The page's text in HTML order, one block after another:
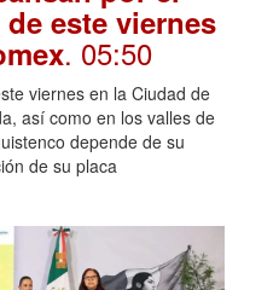
este viernes
. 05:50
viernes en la Ciudad de
así como en los valles de
depende de su
de su placa